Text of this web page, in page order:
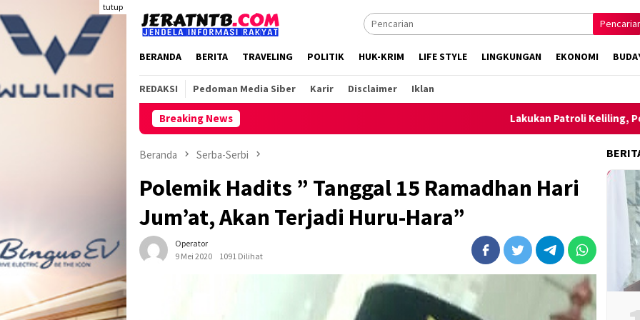
ke
konten
tutup
BERANDA BERITA TRAVELING POLITIK HUK-KRIM LIFE STYLE LINGKUNGAN EKONOMI
REDAKSI Pedoman Media Siber Karir Disclaimer Iklan
Breaking News Lakukan Patroli Keliling, Polsek Ambalawi
Beranda Serba-Serbi
Polemik Hadits ” Tanggal 15 Ramadhan Hari
Jum’at, Akan Terjadi Huru-Hara”
Operator
9 Mei 2020
1091 Dilihat